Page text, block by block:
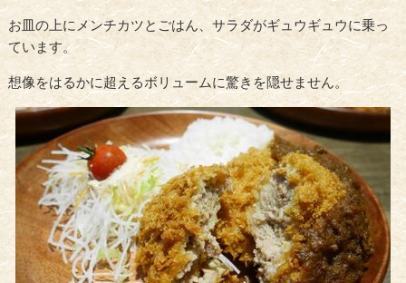
お皿の上にメンチカツとごはん、サラダがギュウギュウに乗っ
ています。
想像をはるかに超えるボリュームに驚きを隠せません。